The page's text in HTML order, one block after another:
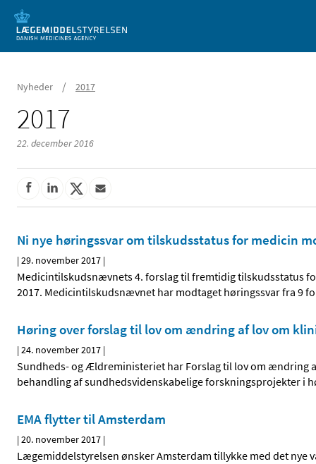
Mobil visning
Nyheder / 2017
2017
22. december 2016
Ni nye høringssvar om tilskudsstatus for medicin
|29. november 2017 |
Medicintilskudsnævnets 4. forslag til fremtidig tilskudsstatus
2017. Medicintilskudsnævnet har modtaget høringssvar fra 9
Høring over forslag til lov om ændring af lov om
|24. november 2017 |
Sundheds- og Ældreministeriet har Forslag til lov om ændring
behandling af sundhedsvidenskabelige forskningsprojekter i
EMA flytter til Amsterdam
|20. november 2017 |
Lægemiddelstyrelsen ønsker Amsterdam tillykke med det nye